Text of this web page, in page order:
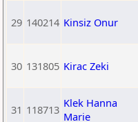
29 140214 Kinsiz Onur
30 131805 Kirac Zeki
31 118713 Klek Hanna
Marie